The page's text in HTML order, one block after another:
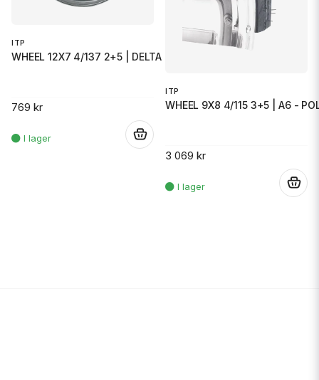
ITP
WHEEL 12X7 4/137 2+5 | DELTA S
769 kr
ITP
WHEEL 9X8 4/115 3+5 | A6 -
3 069 kr